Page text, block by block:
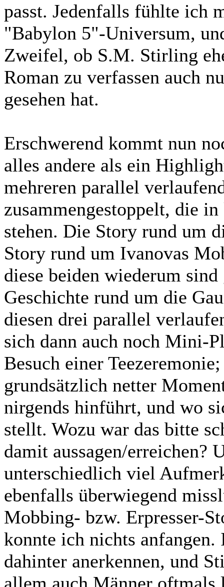
passt. Jedenfalls fühlte ich
"Babylon 5"-Universum,
Zweifel, ob S.M. Stirling
Roman zu verfassen auch
gesehen hat.
Erschwerend kommt nun
alles andere als ein
mehreren parallel
zusammengestoppelt, die
stehen. Die Story rund um
Story rund um Ivanovas
diese beiden wiederum
Geschichte rund um die
diesen drei parallel
sich dann auch noch Mini-
Besuch einer
grundsätzlich netter
nirgends hinführt, und wo
stellt. Wozu war das bitte
damit aussagen/erreichen?
unterschiedlich viel
ebenfalls überwiegend
Mobbing- bzw. Erpresser-
konnte ich nichts anfangen.
dahinter anerkennen, und